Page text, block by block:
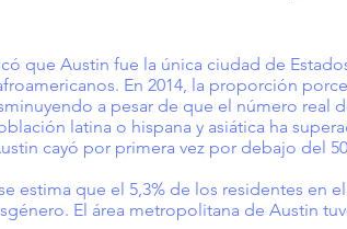
que Austin fue la única ciudad de
En 2014, la proporción
a pesar de que el número real
latina o hispana y asiática ha
cayó por primera vez por debajo del
estima que el 5,3% de los residentes en
El área metropolitana de Austin